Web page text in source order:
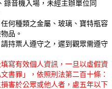
音機入場，未經主辦單位同
何種類之金屬、玻璃、寶特瓶容
品。
持票人遵守之，遲到觀眾需遵守
寫有效個人資訊，一旦以虛假資
書罪」，依照刑法第二百十條：
害於公眾或他人者，處五年以下